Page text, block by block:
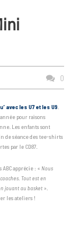
0
avec les U7 et les U9
pour raisons
Les enfants sont
de séance des tee-shirts
par le CD87.
ABC apprécie : « Nous
Tout est en
jouant au basket ».
les ateliers !